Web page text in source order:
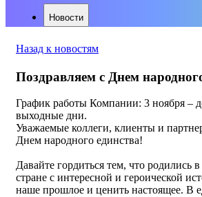
Новости
Назад к новостям
Поздравляем с Днем
График работы Компании: 3 ноября –
выходные дни.
Уважаемые коллеги, клиенты и
Днем народного единства!
Давайте гордиться тем, что родились
стране с интересной и героической
наше прошлое и ценить настоящее. В